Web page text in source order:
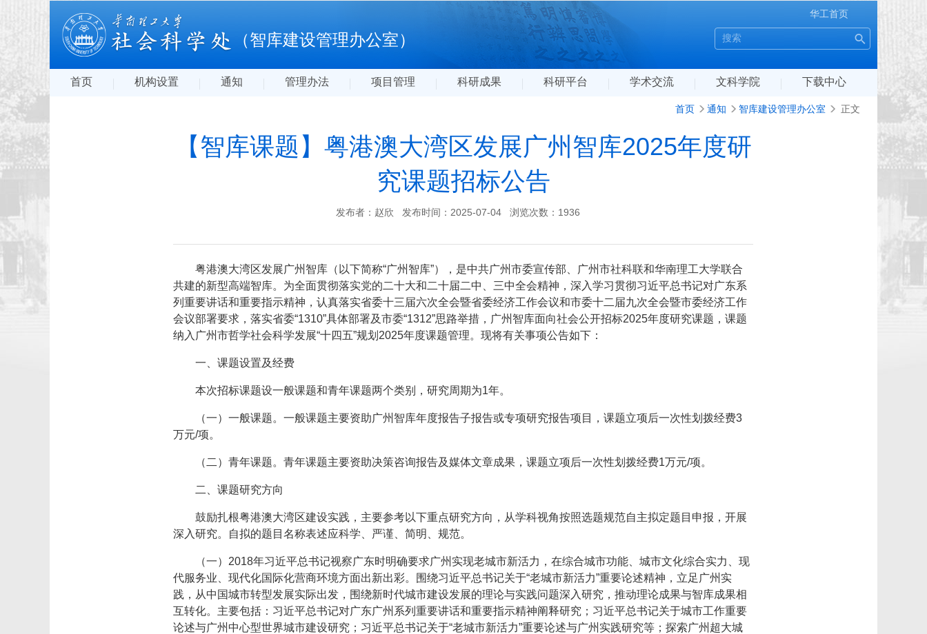
（智库建设管理办公室）
华工首页
首页 机构设置 通知 管理办法 项目管理 科研成果 科研平台 学术交流 文科学院 下载中心
首页 通知 智库建设管理办公室 正文
【智库课题】粤港澳大湾区发展广州智库2025年度研
究课题招标公告
发布者：赵欣 发布时间：2025-07-04 浏览次数： 1936
粤港澳大湾区发展广州智库（以下简称“广州智库”），是中共广州市委宣传部、广州市社科联和华南理工大学联合
共建的新型高端智库。为全面贯彻落实党的二十大和二十届二中、三中全会精神，深入学习贯彻习近平总书记对广东系
列重要讲话和重要指示精神，认真落实省委十三届六次全会暨省委经济工作会议和市委十二届九次全会暨市委经济工作
会议部署要求，落实省委“1310”具体部署及市委“1312”思路举措，广州智库面向社会公开招标2025年度研究课题，课题
纳入广州市哲学社会科学发展“十四五”规划2025年度课题管理。现将有关事项公告如下：
一、课题设置及经费
本次招标课题设一般课题和青年课题两个类别，研究周期为1年。
（一）一般课题。一般课题主要资助广州智库年度报告子报告或专项研究报告项目，课题立项后一次性划拨经费3
万元/项。
（二）青年课题。青年课题主要资助决策咨询报告及媒体文章成果，课题立项后一次性划拨经费1万元/项。
二、课题研究方向
鼓励扎根粤港澳大湾区建设实践，主要参考以下重点研究方向，从学科视角按照选题规范自主拟定题目申报，开展
深入研究。自拟的题目名称表述应科学、严谨、简明、规范。
（一）2018年习近平总书记视察广东时明确要求广州实现老城市新活力，在综合城市功能、城市文化综合实力、现
代服务业、现代化国际化营商环境方面出新出彩。围绕习近平总书记关于“老城市新活力”重要论述精神，立足广州实
践，从中国城市转型发展实际出发，围绕新时代城市建设发展的理论与实践问题深入研究，推动理论成果与智库成果相
互转化。主要包括：习近平总书记对广东广州系列重要讲话和重要指示精神阐释研究；习近平总书记关于城市工作重要
论述与广州中心型世界城市建设研究；习近平总书记关于“老城市新活力”重要论述与广州实践研究等；探索广州超大城